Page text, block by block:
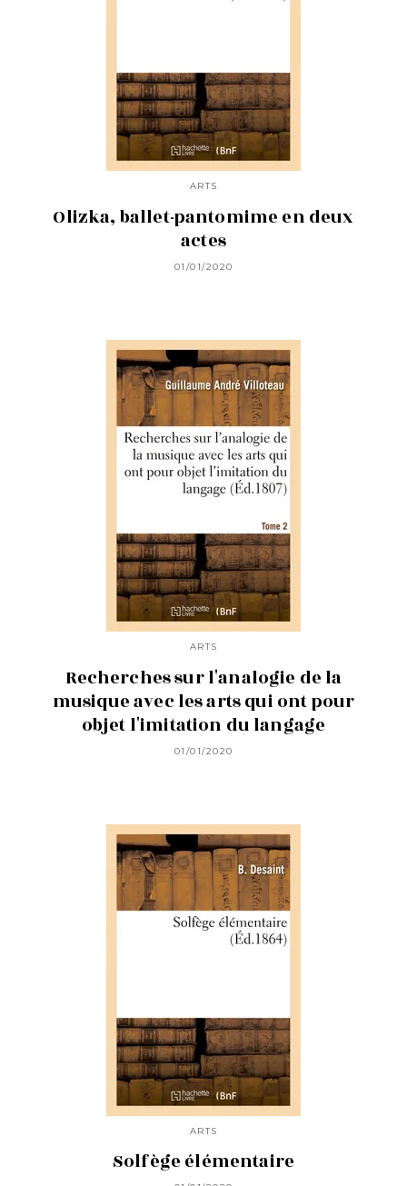
ARTS
Olizka, ballet-pantomime en deux
actes
01/01/2020
ARTS
Recherches sur l'analogie de la
musique avec les arts qui ont pour
objet l'imitation du langage
01/01/2020
ARTS
Solfège élémentaire